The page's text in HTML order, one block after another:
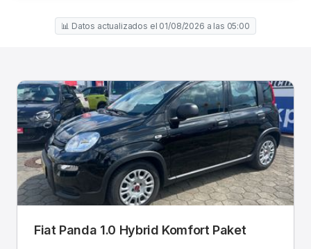
📊 Datos actualizados el 01/08/2026 a las 05:00
Fiat Panda 1.0 Hybrid Komfort Paket